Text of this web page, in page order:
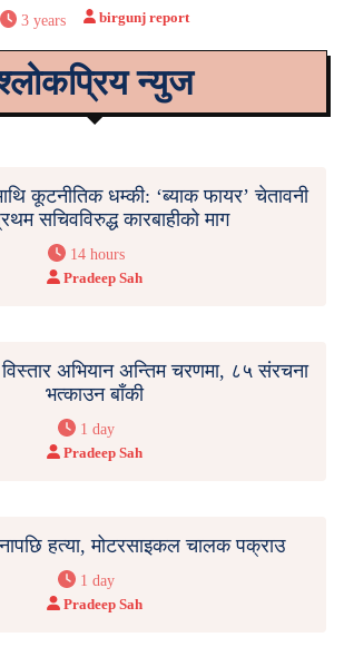
3 years birgunj report
न्युज
कूटनीतिक धम्की: ‘ब्याक फायर’ चेतावनी
सचिवविरुद्ध कारबाहीको माग
14 hours
Pradeep Sah
अभियान अन्तिम चरणमा, ८५ संरचना
भत्काउन बाँकी
1 day
Pradeep Sah
हत्या, मोटरसाइकल चालक पक्राउ
1 day
Pradeep Sah